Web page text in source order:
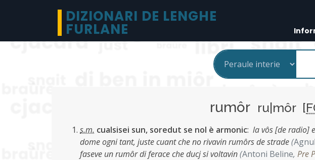
DIZIONARI DE LENGHE
FURLANE
rumôr ru|môr [
s.m. cualsisei sun, soredut se nol è armonic: la vôs [de radio]
dome ogni tant, juste cuant che no rivavin rumôrs de strade(
faseve un rumôr di ferace che ducj si voltavin(Antoni Beline, Pre